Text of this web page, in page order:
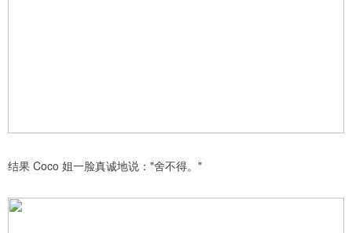
结果 Coco 姐一脸真诚地说："舍不得。"